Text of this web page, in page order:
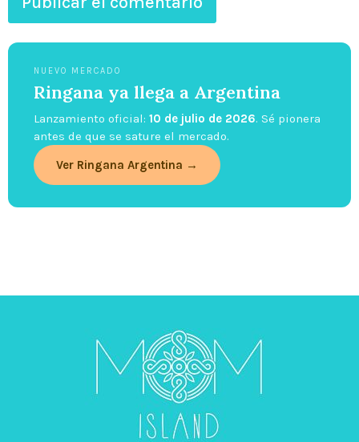
NUEVO MERCADO
Ringana ya llega a Argentina
Lanzamiento oficial: 10 de julio de 2026. Sé pionera
antes de que se sature el mercado.
Ver Ringana Argentina →